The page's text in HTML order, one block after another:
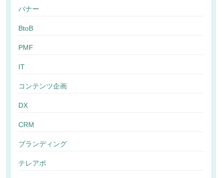
バナー
BtoB
PMF
IT
コンテンツ企画
DX
CRM
ブランディング
テレアポ